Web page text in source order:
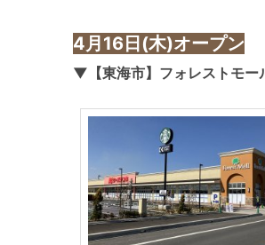
4月16日(木)オープン
▼【東海市】フォレストモー